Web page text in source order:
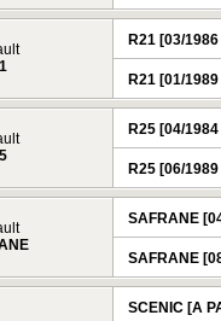
R21 [03/
R21 [01/
R25 [04/
R25 [06/
SAFRANE
SAFRANE
SCENIC [A